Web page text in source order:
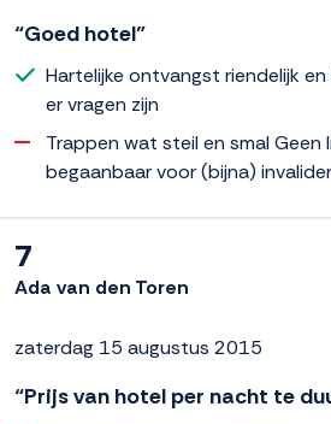
“Goed hotel”
Hartelijke ontvangst riendelijk
er vragen zijn
Trappen wat steil en smal Geen
begaanbaar voor (bijna)
7
Ada van den Toren
zaterdag 15 augustus 2015
“Prijs van hotel per nacht te